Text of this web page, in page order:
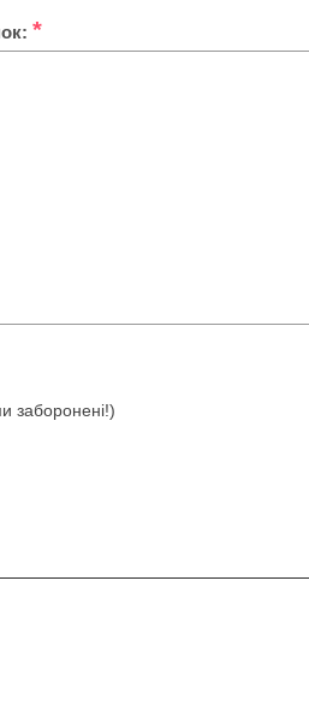
*
заборонені!)